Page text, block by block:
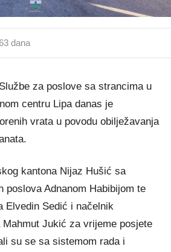
dana
za poslove sa strancima u
centru Lipa danas je
vrata u povodu obilježavanja
kantona Nijaz Hušić sa
poslova Adnanom Habibijom te
Elvedin Sedić i načelnik
Jukić za vrijeme posjete
su se sa sistemom rada i